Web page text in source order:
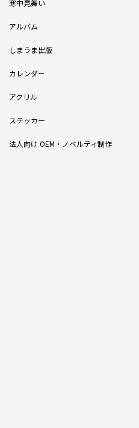
寒中見舞い
アルバム
しまうま出版
カレンダー
アクリル
ステッカー
法人向け OEM・ノベルティ制作